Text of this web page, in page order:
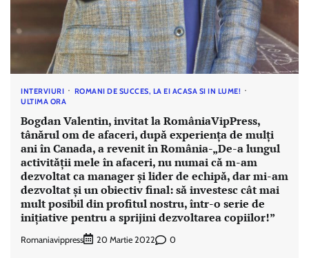
INTERVIURI
ROMANI DE SUCCES, LA EI ACASA SI IN LUME!
ULTIMA ORA
Bogdan Valentin, invitat la RomâniaVipPress,
tânărul om de afaceri, după experiența de mulți
ani în Canada, a revenit în România-„De-a lungul
activității mele în afaceri, nu numai că m-am
dezvoltat ca manager și lider de echipă, dar mi-am
dezvoltat și un obiectiv final: să investesc cât mai
mult posibil din profitul nostru, într-o serie de
inițiative pentru a sprijini dezvoltarea copiilor!”
Romaniavippress 20 Martie 2022 0